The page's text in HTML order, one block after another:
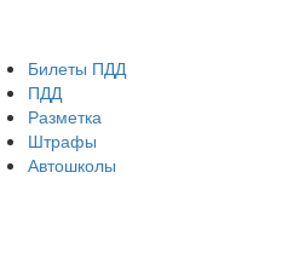
Билеты ПДД
ПДД
Разметка
Штрафы
Автошколы